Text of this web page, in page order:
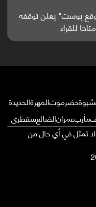
بوست" يعلن توقفه
للقراء
شبوةحضرموتالمهرةالحديدة
مأربعمرانالضالعسقطرى
ولا تمثل في أي حال من